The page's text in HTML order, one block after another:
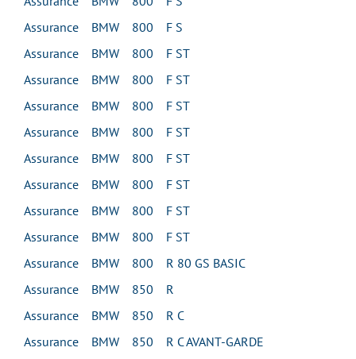
Assurance BMW 800 F S
Assurance BMW 800 F ST
Assurance BMW 800 F ST
Assurance BMW 800 F ST
Assurance BMW 800 F ST
Assurance BMW 800 F ST
Assurance BMW 800 F ST
Assurance BMW 800 F ST
Assurance BMW 800 F ST
Assurance BMW 800 R 80 GS BASIC
Assurance BMW 850 R
Assurance BMW 850 R C
Assurance BMW 850 R C AVANT-GARDE